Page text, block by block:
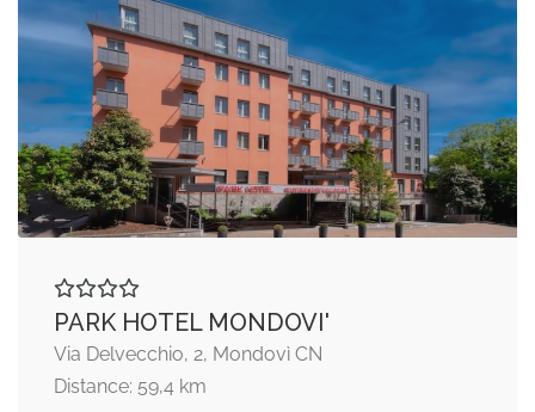
PARK HOTEL MONDOVI'
Via Delvecchio, 2, Mondovì CN
Distance: 59,4 km